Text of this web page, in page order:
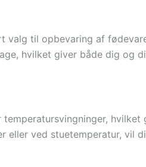
valg til opbevaring af
hvilket giver både dig og
hvilket
ved stuetemperatur, vil